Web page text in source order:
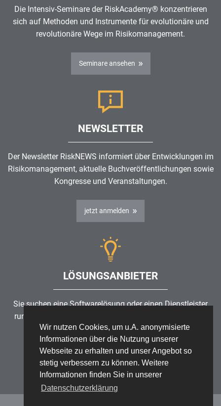
Wir nutzen Cookies, um u.A. anonymisierte
Informationen über die Nutzung unserer
Webseite zu erhalten und unser Angebot so
stetig verbessern zu können. Weitere
Informationen finden Sie in unserer
Datenschutzerklärung
Die Intensiv-Seminare der RiskAcademy® konzentrieren
sich auf Methoden und Instrumente für evolutionäre und
revolutionäre Wege im Risikomanagement.
Seminare ansehen
NEWSLETTER
Der Newsletter RiskNEWS informiert über Entwicklungen im
Risikomanagement, aktuelle Buchveröffentlichungen sowie
Kongresse und Veranstaltungen.
jetzt anmelden
LÖSUNGSANBIETER
Sie suchen eine Softwarelösung oder einen Dienstleister
rund um die Themen
ISMS?
Partner finden